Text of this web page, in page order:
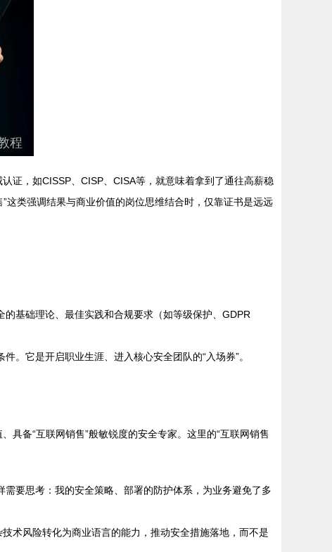
证，如CISSP、CISP、CISA等，就意味着拿到了通往高薪稳
这类强调结果与商业价值的岗位思维结合时，仅靠证书是远远
基础理论、最佳实践和合规要求（如等级保护、GDPR
。它是开启职业生涯、进入核心安全团队的“入场券”。
具备“互联网销售”般敏锐度的安全专家。这里的“互联网销售
要思考：我的安全策略、部署的防护体系，为业务避免了多
术风险转化为商业语言的能力，推动安全措施落地，而不是